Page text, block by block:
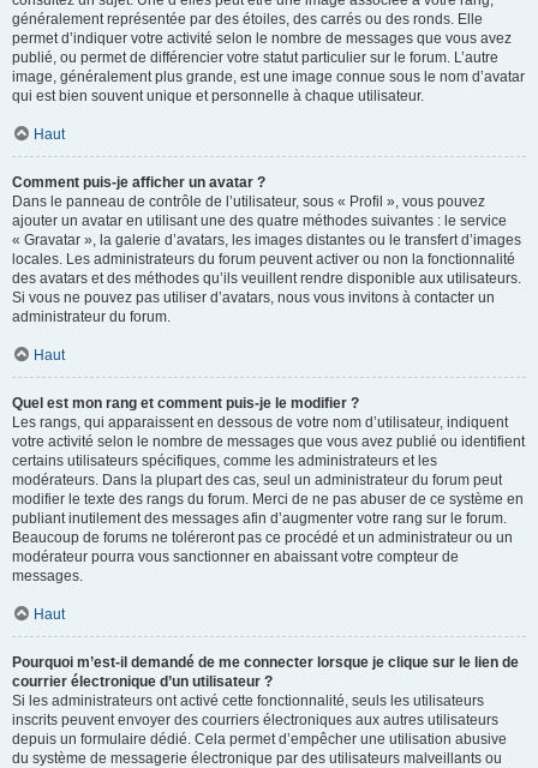
généralement représentée par des étoiles, des carrés ou des ronds. Elle
permet d’indiquer votre activité selon le nombre de messages que vous avez
publié, ou permet de différencier votre statut particulier sur le forum. L’autre
image, généralement plus grande, est une image connue sous le nom d’avatar
qui est bien souvent unique et personnelle à chaque utilisateur.
Haut
Comment puis-je afficher un avatar ?
Dans le panneau de contrôle de l’utilisateur, sous « Profil », vous pouvez
ajouter un avatar en utilisant une des quatre méthodes suivantes : le service
« Gravatar », la galerie d’avatars, les images distantes ou le transfert d’images
locales. Les administrateurs du forum peuvent activer ou non la fonctionnalité
des avatars et des méthodes qu’ils veuillent rendre disponible aux utilisateurs.
Si vous ne pouvez pas utiliser d’avatars, nous vous invitons à contacter un
administrateur du forum.
Haut
Quel est mon rang et comment puis-je le modifier ?
Les rangs, qui apparaissent en dessous de votre nom d’utilisateur, indiquent
votre activité selon le nombre de messages que vous avez publié ou identifient
certains utilisateurs spécifiques, comme les administrateurs et les
modérateurs. Dans la plupart des cas, seul un administrateur du forum peut
modifier le texte des rangs du forum. Merci de ne pas abuser de ce système en
publiant inutilement des messages afin d’augmenter votre rang sur le forum.
Beaucoup de forums ne toléreront pas ce procédé et un administrateur ou un
modérateur pourra vous sanctionner en abaissant votre compteur de
messages.
Haut
Pourquoi m’est-il demandé de me connecter lorsque je clique sur le lien de
courrier électronique d’un utilisateur ?
Si les administrateurs ont activé cette fonctionnalité, seuls les utilisateurs
inscrits peuvent envoyer des courriers électroniques aux autres utilisateurs
depuis un formulaire dédié. Cela permet d’empêcher une utilisation abusive
du système de messagerie électronique par des utilisateurs malveillants ou